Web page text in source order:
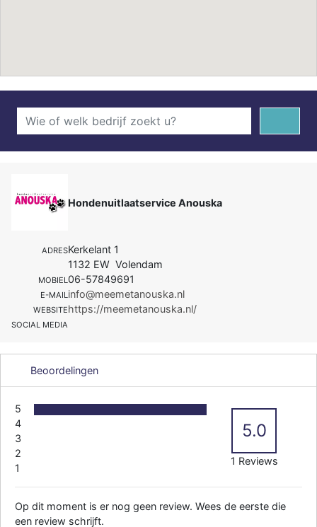
Hondenuitlaatservice Anouska
ADRESKerkelant 1
1132 EW Volendam
MOBIEL06-57849691
E-MAILinfo@meemetanouska.nl
WEBSITEhttps://meemetanouska.nl/
SOCIAL MEDIA
Beoordelingen
5
4
3
2
1
5.0
1 Reviews
Op dit moment is er nog geen review. Wees de eerste die
een review schrijft.